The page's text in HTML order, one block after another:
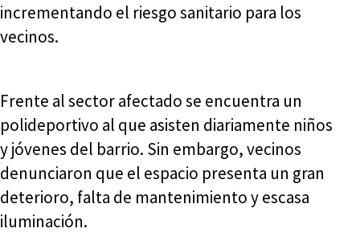
incrementando el riesgo sanitario para los
vecinos.
Frente al sector afectado se encuentra un
polideportivo al que asisten diariamente niños
y jóvenes del barrio. Sin embargo, vecinos
denunciaron que el espacio presenta un gran
deterioro, falta de mantenimiento y escasa
iluminación.